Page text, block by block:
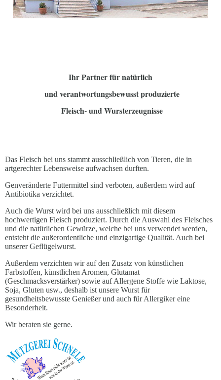
Ihr Partner für natürlich
und verantwortungsbewusst produzierte
Fleisch- und Wursterzeugnisse
Das Fleisch bei uns stammt ausschließlich von Tieren, die in
artgerechter Lebensweise aufwachsen durften.
Genveränderte Futtermittel sind verboten, außerdem wird auf
Antibiotika verzichtet.
Auch die Wurst wird bei uns ausschließlich mit diesem
hochwertigen Fleisch produziert. Durch die Auswahl des Fleisches
und die natürlichen Gewürze, welche bei uns verwendet werden,
entsteht die außerordentliche und einzigartige Qualität. Auch bei
unserer Geflügelwurst.
Außerdem verzichten wir auf den Zusatz von künstlichen
Farbstoffen, künstlichen Aromen, Glutamat
(Geschmacksverstärker) sowie auf Allergene Stoffe wie Laktose,
Soja, Gluten usw., deshalb ist unsere Wurst für
gesundheitsbewusste Genießer und auch für Allergiker eine
Besonderheit.
Wir beraten sie gerne.